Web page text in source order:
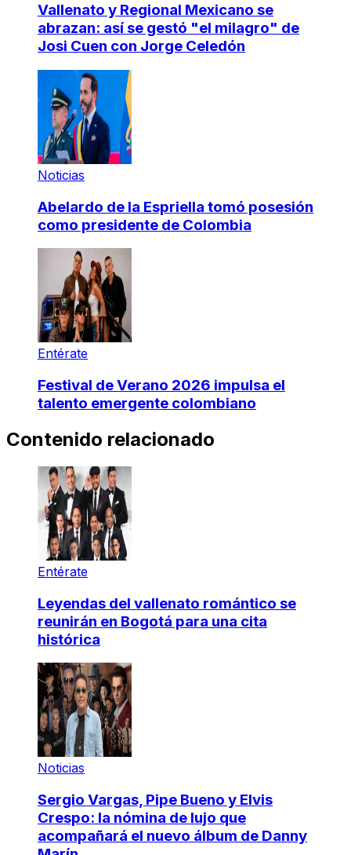
Vallenato y Regional Mexicano se
abrazan: así se gestó "el milagro" de
Josi Cuen con Jorge Celedón
Noticias
Abelardo de la Espriella tomó posesión
como presidente de Colombia
Entérate
Festival de Verano 2026 impulsa el
talento emergente colombiano
Contenido relacionado
Entérate
Leyendas del vallenato romántico se
reunirán en Bogotá para una cita
histórica
Noticias
Sergio Vargas, Pipe Bueno y Elvis
Crespo: la nómina de lujo que
acompañará el nuevo álbum de Danny